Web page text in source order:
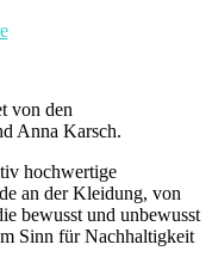
von den
Anna Karsch.
hochwertige
an der Kleidung, von
bewusst und unbewusst
Sinn für Nachhaltigkeit